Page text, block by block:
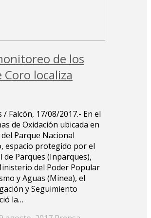
de los
Coro localiza
Falcón, 17/08/2017.- En el
de Oxidación ubicada en
Parque Nacional
espacio protegido por el
Parques (Inparques),
del Poder Popular
y Aguas (Minea), el
y Seguimiento
la…